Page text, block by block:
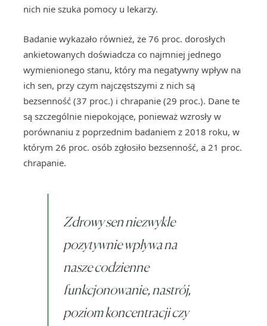
nich nie szuka pomocy u lekarzy.
Badanie wykazało również, że 76 proc. dorosłych
ankietowanych doświadcza co najmniej jednego
wymienionego stanu, który ma negatywny wpływ na
ich sen, przy czym najczęstszymi z nich są
bezsenność (37 proc.) i chrapanie (29 proc.). Dane te
są szczególnie niepokojące, ponieważ wzrosły w
porównaniu z poprzednim badaniem z 2018 roku, w
którym 26 proc. osób zgłosiło bezsenność, a 21 proc.
chrapanie.
Zdrowy sen niezwykle
pozytywnie wpływa na
nasze codzienne
funkcjonowanie, nastrój,
poziom koncentracji czy